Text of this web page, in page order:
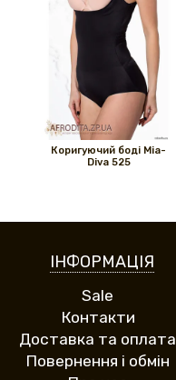
Коригуючий боді Mia-
Diva 525
ІНФОРМАЦІЯ
Sale
Контакти
Доставка та оплата
Повернення і обмін